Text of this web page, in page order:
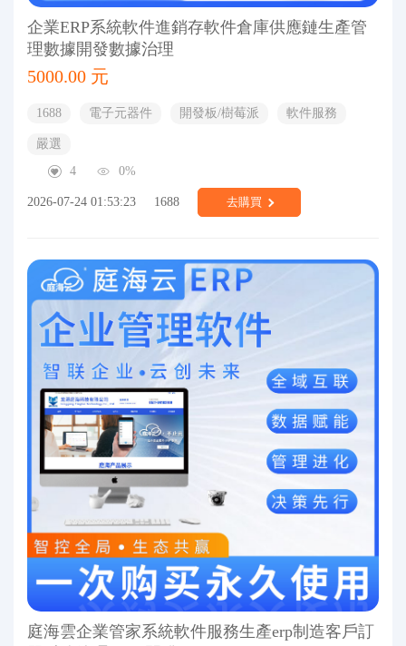
企業ERP系統軟件進銷存軟件倉庫供應鏈生產管
理數據開發數據治理
5000.00 元
1688 電子元器件 開發板/樹莓派 軟件服務
嚴選
4
0%
2026-07-24 01:53:23 1688 去購買
庭海雲企業管家系統軟件服務生產erp制造客戶訂